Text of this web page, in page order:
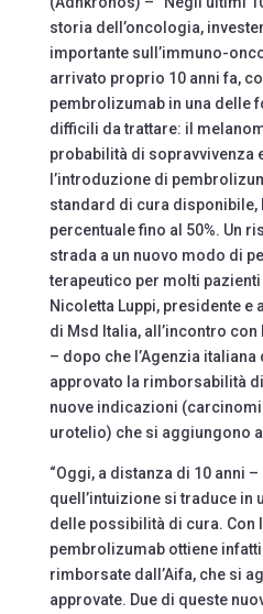
storia dell’oncologia,
importante sull’immuno-
arrivato proprio 10 anni fa,
pembrolizumab in una delle
difficili da trattare: il
probabilità di sopravvivenza
l’introduzione di
standard di cura disponibile,
percentuale fino al 50%. Un
strada a un nuovo modo di
terapeutico per molti
Nicoletta Luppi, presidente
di Msd Italia, all’incontro
– dopo che l’Agenzia
approvato la rimborsabilità
nuove indicazioni
urotelio) che si aggiungono
“Oggi, a distanza di 10 anni
quell’intuizione si traduce in
delle possibilità di cura. Con
pembrolizumab ottiene
rimborsate dall’Aifa, che si
approvate. Due di queste